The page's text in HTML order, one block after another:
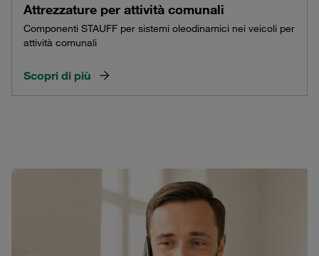
Attrezzature per attività comunali
Componenti STAUFF per sistemi oleodinamici nei veicoli per
attività comunali
Scopri di più